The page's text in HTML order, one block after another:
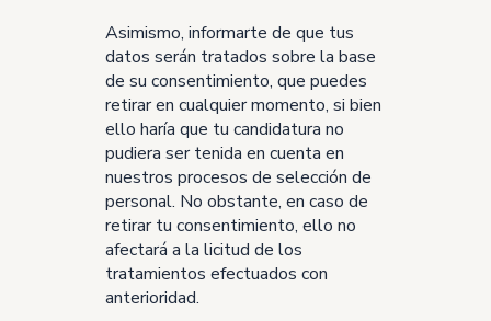
Asimismo, informarte de que tus
datos serán tratados sobre la base
de su consentimiento, que puedes
retirar en cualquier momento, si bien
ello haría que tu candidatura no
pudiera ser tenida en cuenta en
nuestros procesos de selección de
personal. No obstante, en caso de
retirar tu consentimiento, ello no
afectará a la licitud de los
tratamientos efectuados con
anterioridad.